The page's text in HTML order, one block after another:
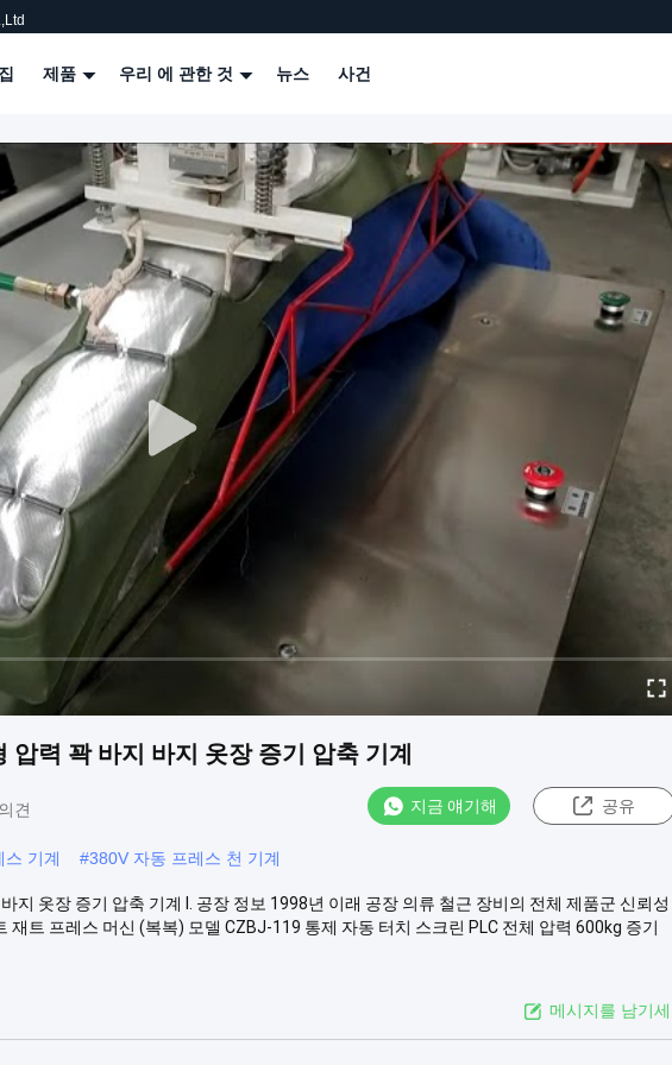
집 제품 우리 에 관한 것 뉴스 사건
압력 꽉 바지 바지 옷장 증기 압축 기계
견 지금 얘기해 공유
스 기계 #380V 자동 프레스 천 기계
지 옷장 증기 압축 기계 I. 공장 정보 1998년 이래 공장 의류 철근 장비의 전체 제품군 신뢰성
재트 프레스 머신 (복복) 모델 CZBJ-119 통제 자동 터치 스크린 PLC 전체 압력 600kg 증기
메시지를 남기세